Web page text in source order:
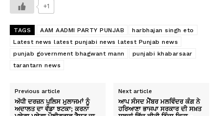
+1
TAGS AAM AADMI PARTY PUNJAB
harbhajan singh eto
Latest news latest punjabi news latest Punjab news
punjab government bhagwant mann
punjabi khabarsaar
tarantarn news
Previous article
ਅੱਧੀ ਦਰਜ਼ਨ ਪੁਲਿਸ ਮੁਲਾਜਮਾਂ ਨੂੰ
ਅਦਾਲਤ ਦਾ ਵੱਡਾ ਝਟਕਾ; ਕਰਨਾ
Next article
ਆਪ ਸੰਸਦ ਮੈਂਬਰ ਮਲਵਿੰਦਰ ਕੰਗ ਨੇ
ਹਰਿਆਣਾ ਭਾਜਪਾ ਸਰਕਾਰ ਦੀ ਸਖ਼ਤ